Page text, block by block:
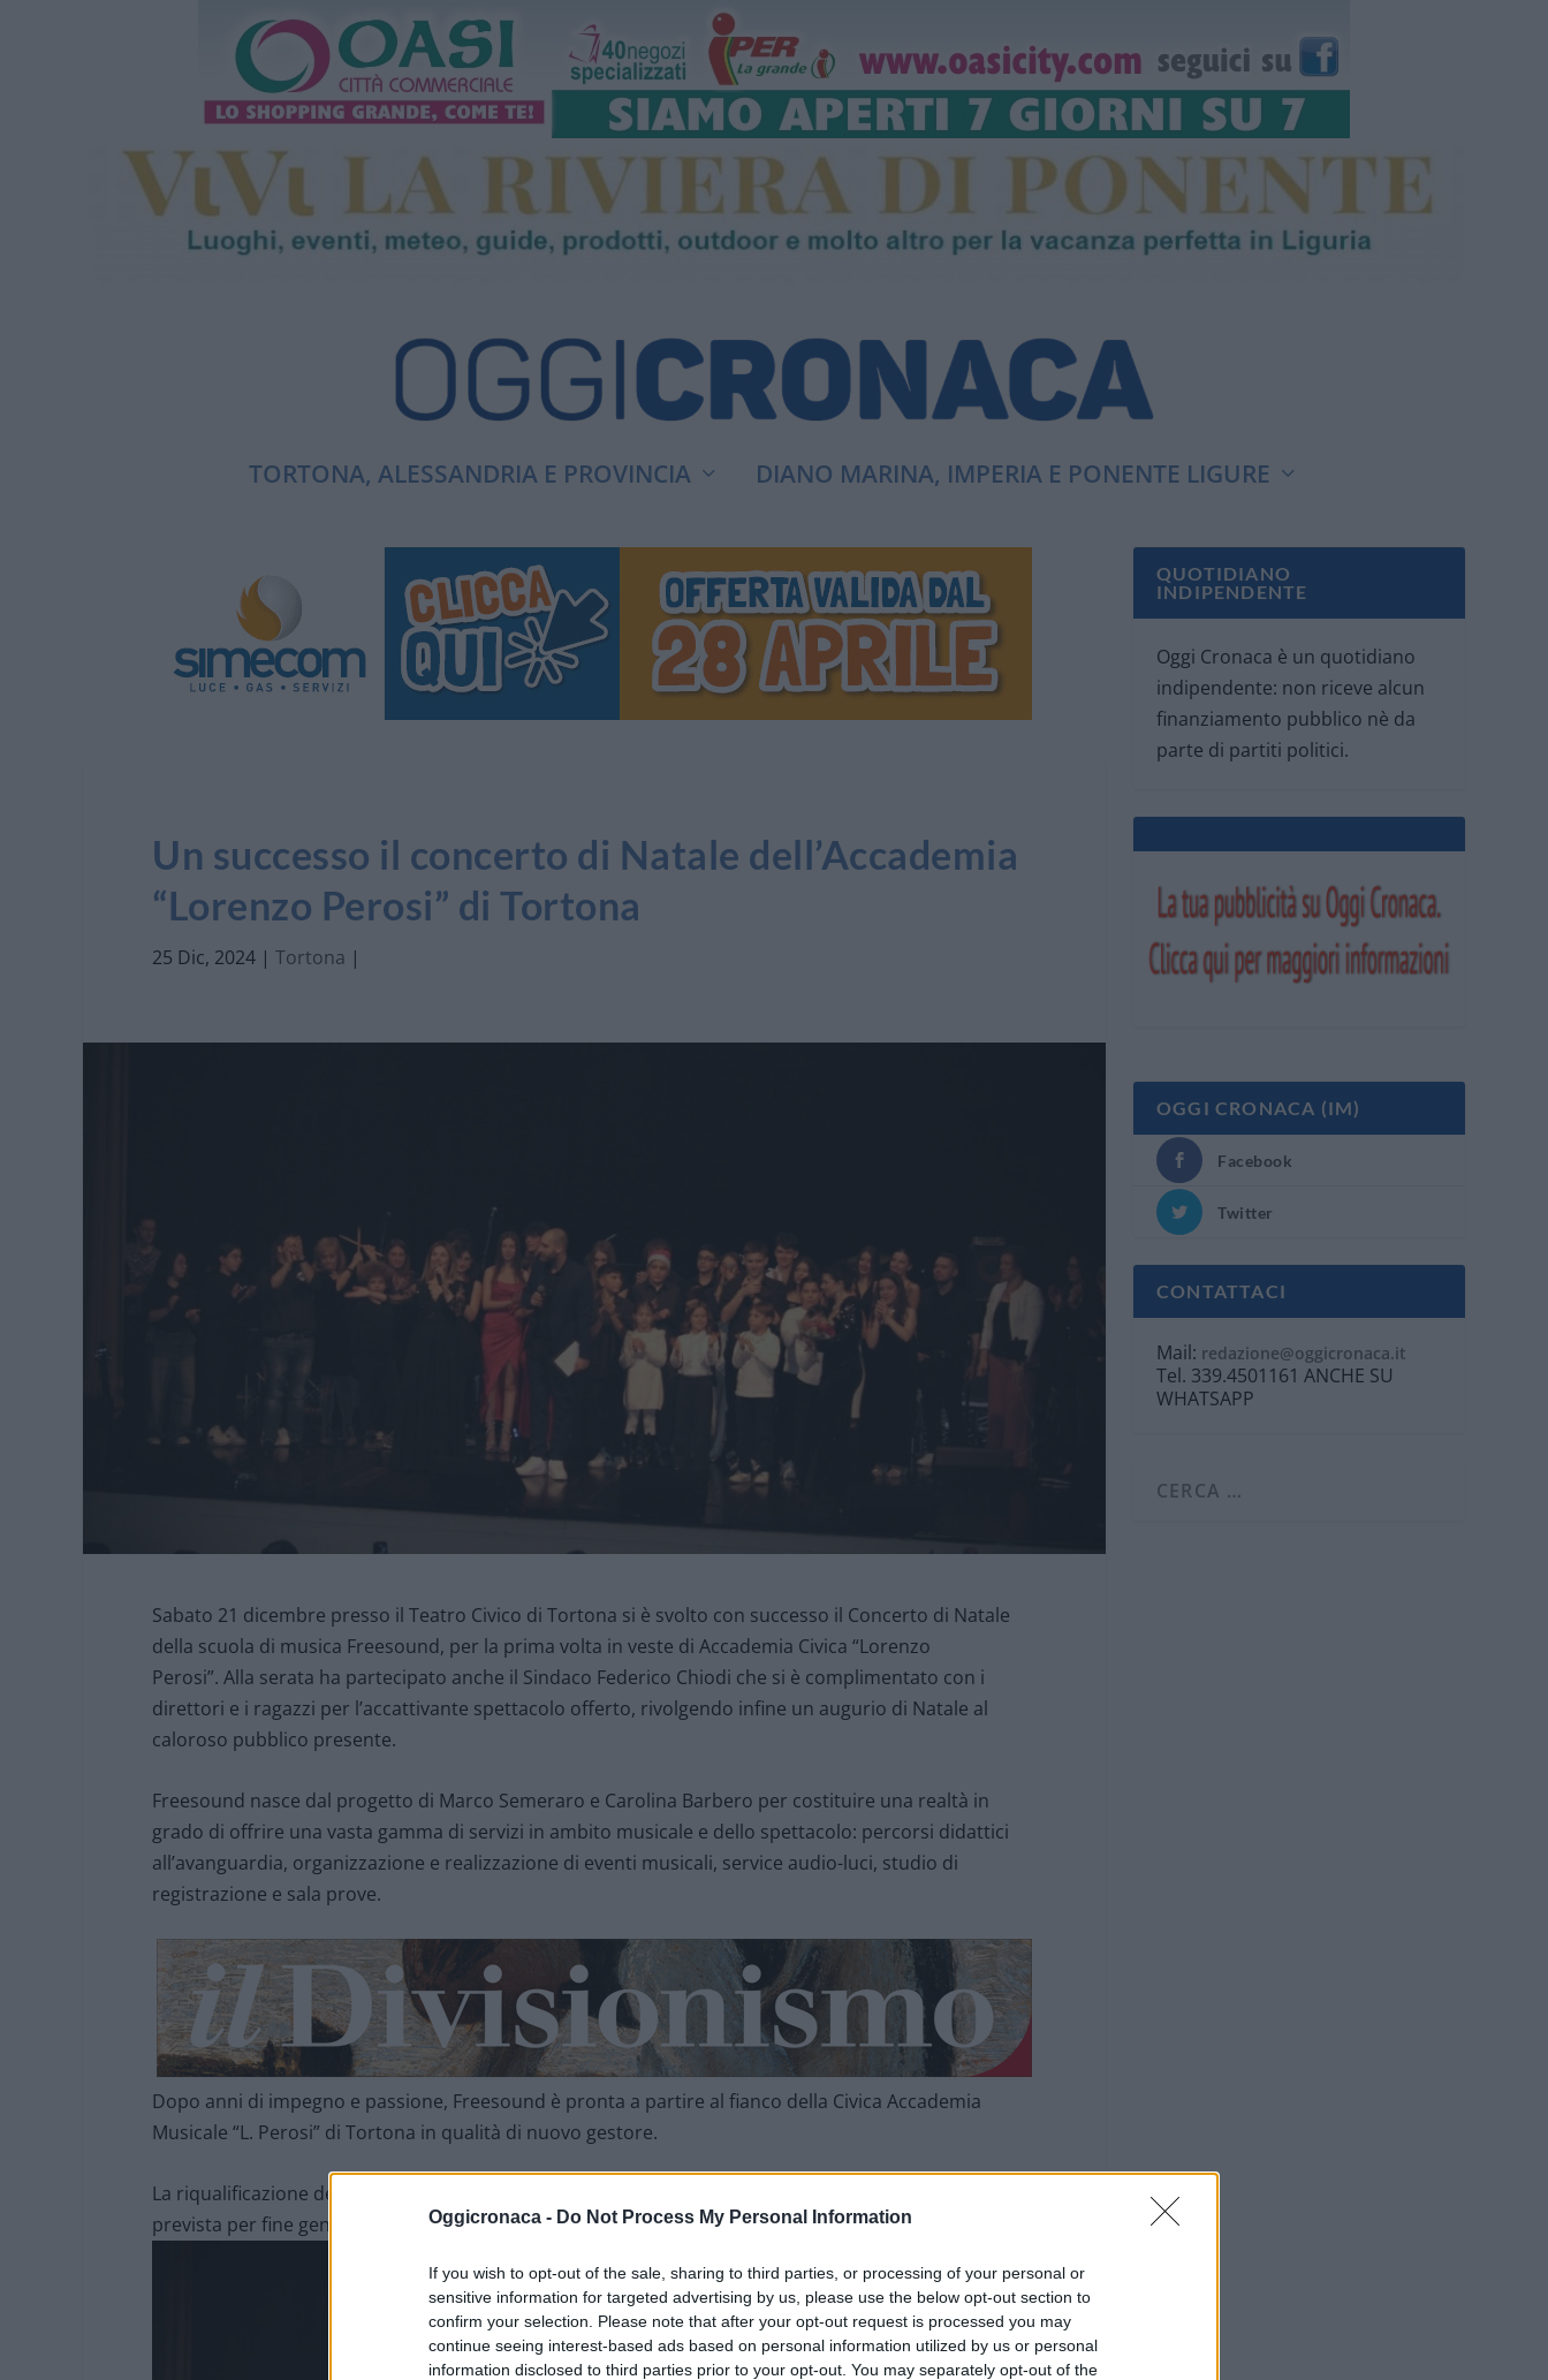
Oggicronaca - Do Not Process My Personal Information
If you wish to opt-out of the sale, sharing to third parties, or processing of your personal or
sensitive information for targeted advertising by us, please use the below opt-out section to
confirm your selection. Please note that after your opt-out request is processed you may
continue seeing interest-based ads based on personal information utilized by us or personal
information disclosed to third parties prior to your opt-out. You may separately opt-out of the
TORTONA, ALESSANDRIA E PROVINCIA DIANO MARINA, IMPERIA E PONENTE LIGURE
Un successo il concerto di Natale dell’Accademia
“Lorenzo Perosi” di Tortona
25 Dic, 2024 | Tortona |
Sabato 21 dicembre presso il Teatro Civico di Tortona si è svolto con successo il Concerto di Natale
della scuola di musica Freesound, per la prima volta in veste di Accademia Civica “Lorenzo
Perosi”. Alla serata ha partecipato anche il Sindaco Federico Chiodi che si è complimentato con i
direttori e i ragazzi per l’accattivante spettacolo offerto, rivolgendo infine un augurio di Natale al
caloroso pubblico presente.
Freesound nasce dal progetto di Marco Semeraro e Carolina Barbero per costituire una realtà in
grado di offrire una vasta gamma di servizi in ambito musicale e dello spettacolo: percorsi didattici
all’avanguardia, organizzazione e realizzazione di eventi musicali, service audio-luci, studio di
registrazione e sala prove.
Dopo anni di impegno e passione, Freesound è pronta a partire al fianco della Civica Accademia
Musicale “L. Perosi” di Tortona in qualità di nuovo gestore.
La riqualificazione dei locali presso al sede in via Pernigotti 12 è quasi terminata e l’inaugurazione è
prevista per fine gennaio.
QUOTIDIANO
INDIPENDENTE
Oggi Cronaca è un quotidiano
indipendente: non riceve alcun
finanziamento pubblico nè da
parte di partiti politici.
OGGI CRONACA (IM)
Facebook
Twitter
CONTATTACI
Mail: redazione@oggicronaca.it
Tel. 339.4501161 ANCHE SU
WHATSAPP